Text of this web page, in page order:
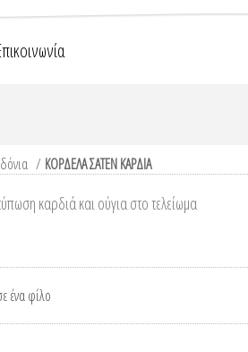
/ ΚΟΡΔΕΛΑ ΣΑΤΕΝ ΚΑΡΔΙΑ
καρδιά και ούγια στο τελείωμα